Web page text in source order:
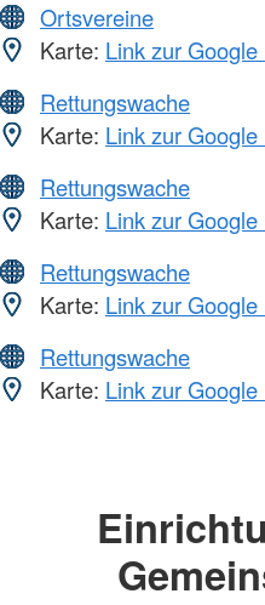
Ortsvereine
Karte: Link zur
Rettungswache
Karte: Link zur
Rettungswache
Karte: Link zur
Rettungswache
Karte: Link zur
Rettungswache
Karte: Link zur